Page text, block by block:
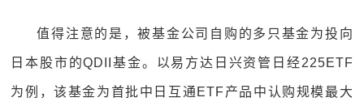
值得注意的是，被基金公司自购的多只基金为投向
日本股市的QDII基金。以易方达日兴资管日经225ETF
为例，该基金为首批中日互通ETF产品中认购规模最大